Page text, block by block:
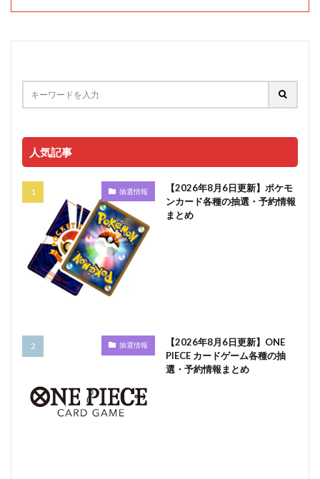
人気記事
抽選情報
【2026年8月6日更新】ポケモ
ンカード各種の抽選・予約情報
まとめ
抽選情報
【2026年8月6日更新】ONE
PIECE カードゲーム各種の抽
選・予約情報まとめ